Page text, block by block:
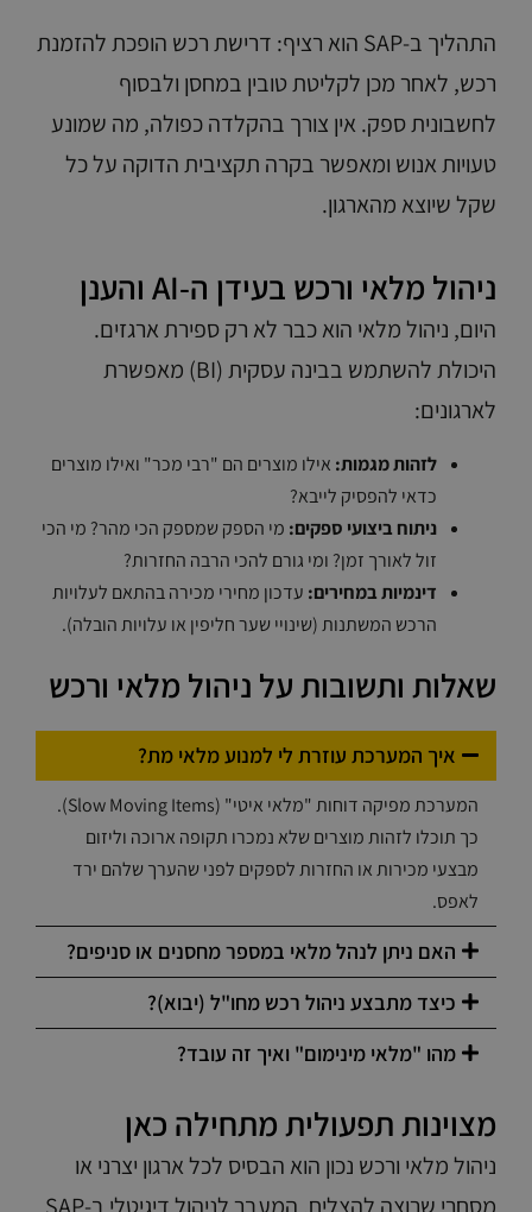
התהליך ב-SAP הוא רציף: דרישת רכש הופכת להזמנת
רכש, לאחר מכן לקליטת טובין במחסן ולבסוף
לחשבונית ספק. אין צורך בהקלדה כפולה, מה שמונע
טעויות אנוש ומאפשר בקרה תקציבית הדוקה על כל
שקל שיוצא מהארגון.
ניהול מלאי ורכש בעידן ה-AI והענן
היום, ניהול מלאי הוא כבר לא רק ספירת ארגזים.
היכולת להשתמש בבינה עסקית (BI) מאפשרת
לארגונים:
לזהות מגמות: אילו מוצרים הם "רבי מכר" ואילו מוצרים
כדאי להפסיק לייבא?
ניתוח ביצועי ספקים: מי הספק שמספק הכי מהר? מי הכי
זול לאורך זמן? ומי גורם להכי הרבה החזרות?
דינמיות במחירים: עדכון מחירי מכירה בהתאם לעלויות
הרכש המשתנות (שינויי שער חליפין או עלויות הובלה).
שאלות ותשובות על ניהול מלאי ורכש
איך המערכת עוזרת לי למנוע מלאי מת?
המערכת מפיקה דוחות "מלאי איטי" (Slow Moving Items).
כך תוכלו לזהות מוצרים שלא נמכרו תקופה ארוכה וליזום
מבצעי מכירות או החזרות לספקים לפני שהערך שלהם ירד
לאפס.
האם ניתן לנהל מלאי במספר מחסנים או סניפים?
כיצד מתבצע ניהול רכש מחו"ל (יבוא)?
מהו "מלאי מינימום" ואיך זה עובד?
מצוינות תפעולית מתחילה כאן
ניהול מלאי ורכש נכון הוא הבסיס לכל ארגון יצרני או